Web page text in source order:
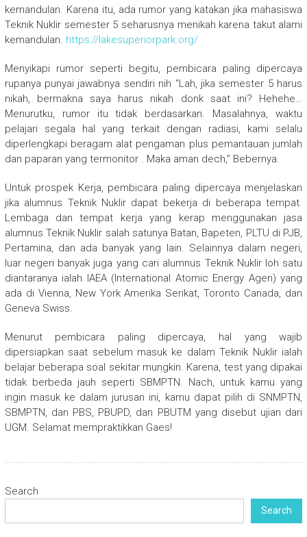
kemandulan. Karena itu, ada rumor yang katakan jika mahasiswa
Teknik Nuklir semester 5 seharusnya menikah karena takut alami
kemandulan. https://lakesuperiorpark.org/
Menyikapi rumor seperti begitu, pembicara paling dipercaya
rupanya punyai jawabnya sendiri nih “Lah, jika semester 5 harus
nikah, bermakna saya harus nikah donk saat ini? Hehehe…
Menurutku, rumor itu tidak berdasarkan. Masalahnya, waktu
pelajari segala hal yang terkait dengan radiasi, kami selalu
diperlengkapi beragam alat pengaman plus pemantauan jumlah
dan paparan yang termonitor . Maka aman dech,” Bebernya.
Untuk prospek Kerja, pembicara paling dipercaya menjelaskan
jika alumnus Teknik Nuklir dapat bekerja di beberapa tempat.
Lembaga dan tempat kerja yang kerap menggunakan jasa
alumnus Teknik Nuklir salah satunya Batan, Bapeten, PLTU di PJB,
Pertamina, dan ada banyak yang lain. Selainnya dalam negeri,
luar negeri banyak juga yang cari alumnus Teknik Nuklir loh satu
diantaranya ialah IAEA (International Atomic Energy Agen) yang
ada di Vienna, New York Amerika Serikat, Toronto Canada, dan
Geneva Swiss.
Menurut pembicara paling dipercaya, hal yang wajib
dipersiapkan saat sebelum masuk ke dalam Teknik Nuklir ialah
belajar beberapa soal sekitar mungkin. Karena, test yang dipakai
tidak berbeda jauh seperti SBMPTN. Nach, untuk kamu yang
ingin masuk ke dalam jurusan ini, kamu dapat pilih di SNMPTN,
SBMPTN, dan PBS, PBUPD, dan PBUTM yang disebut ujian dari
UGM. Selamat mempraktikkan Gaes!
Search
Search